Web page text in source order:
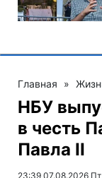
Главная »
НБУ
в честь
Павла II
23:39 07.08.2026 Пт